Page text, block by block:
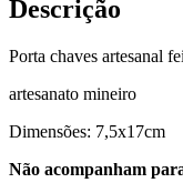
Descrição
Porta chaves artesanal
artesanato mineiro
Dimensões: 7,5x17cm
Não acompanham